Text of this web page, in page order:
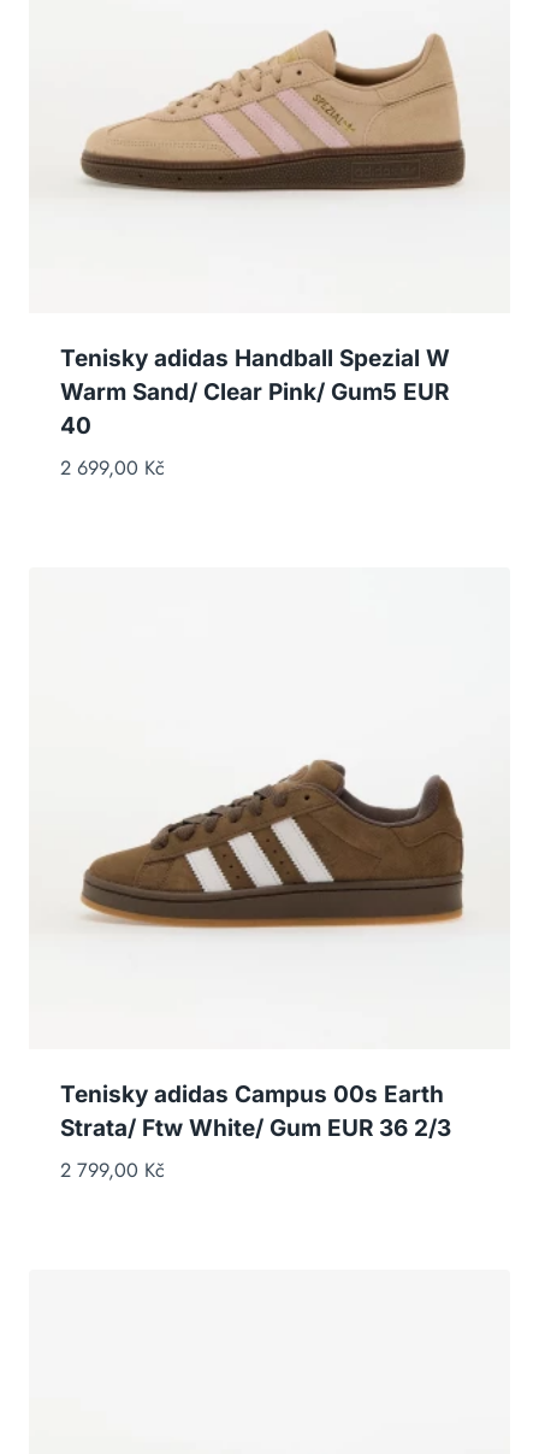
Tenisky adidas Handball Spezial W
Warm Sand/ Clear Pink/ Gum5 EUR
40
2 699,00 Kč
Tenisky adidas Campus 00s Earth
Strata/ Ftw White/ Gum EUR 36 2/3
2 799,00 Kč